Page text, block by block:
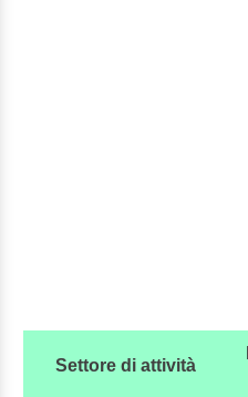
Settore di attività